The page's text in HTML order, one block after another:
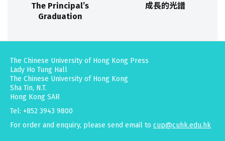
The Principal’s
Graduation
成長的光譜
The Chinese University of Hong Kong Press
Lady Ho Tung Hall
The Chinese University of Hong Kong
Sha Tin, N.T.
Hong Kong SAR
Tel: +852 3943 9800
For order and enquiry, please send email to cup@cuhk.edu.hk